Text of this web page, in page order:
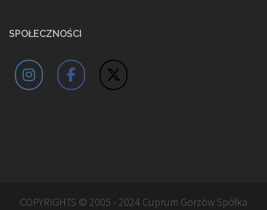
SPOŁECZNOŚCI
COPYRIGHTS © 2005 - 2024 Cuprum Gorzów Spółka